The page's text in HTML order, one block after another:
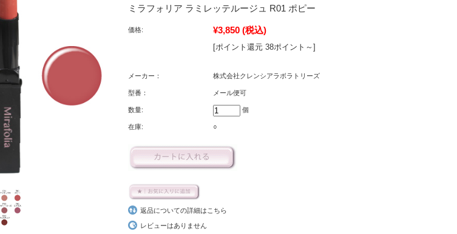
ミラフォリア ラミレッテルージュ R01 ポピー
価格: ¥3,850 (税込)
[ポイント還元 38ポイント～]
メーカー： 株式会社クレンシアラボラトリーズ
型番： メール便可
数量: 個
在庫: ○
返品についての詳細はこちら
レビューはありません